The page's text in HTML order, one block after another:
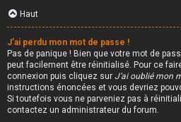
Haut
J’ai perdu mon mot de passe !
Pas de panique ! Bien que votre mot de
peut facilement être réinitialisé. Pour ce
connexion puis cliquez sur J’ai oublié mon
instructions énoncées et vous devriez
Si toutefois vous ne parveniez pas à
contactez un administrateur du forum.